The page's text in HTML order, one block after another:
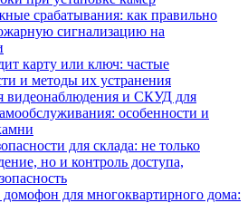
срабатывания: как правильно
сигнализацию на
карту или ключ: частые
и методы их устранения
видеонаблюдения и СКУД для
особенности и
для склада: не только
но и контроль доступа,
для многоквартирного дома: